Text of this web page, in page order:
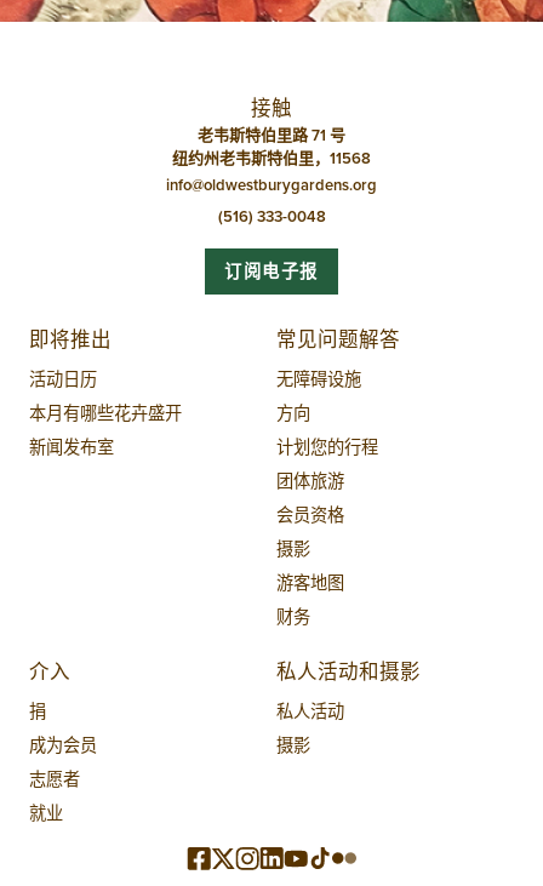
接触
老韦斯特伯里路 71 号
纽约州老韦斯特伯里，11568
info@oldwestburygardens.org
(516) 333-0048
订阅电子报
即将推出
活动日历
本月有哪些花卉盛开
新闻发布室
常见问题解答
无障碍设施
方向
计划您的行程
团体旅游
会员资格
摄影
游客地图
财务
介入
捐
成为会员
志愿者
就业
私人活动和摄影
私人活动
摄影